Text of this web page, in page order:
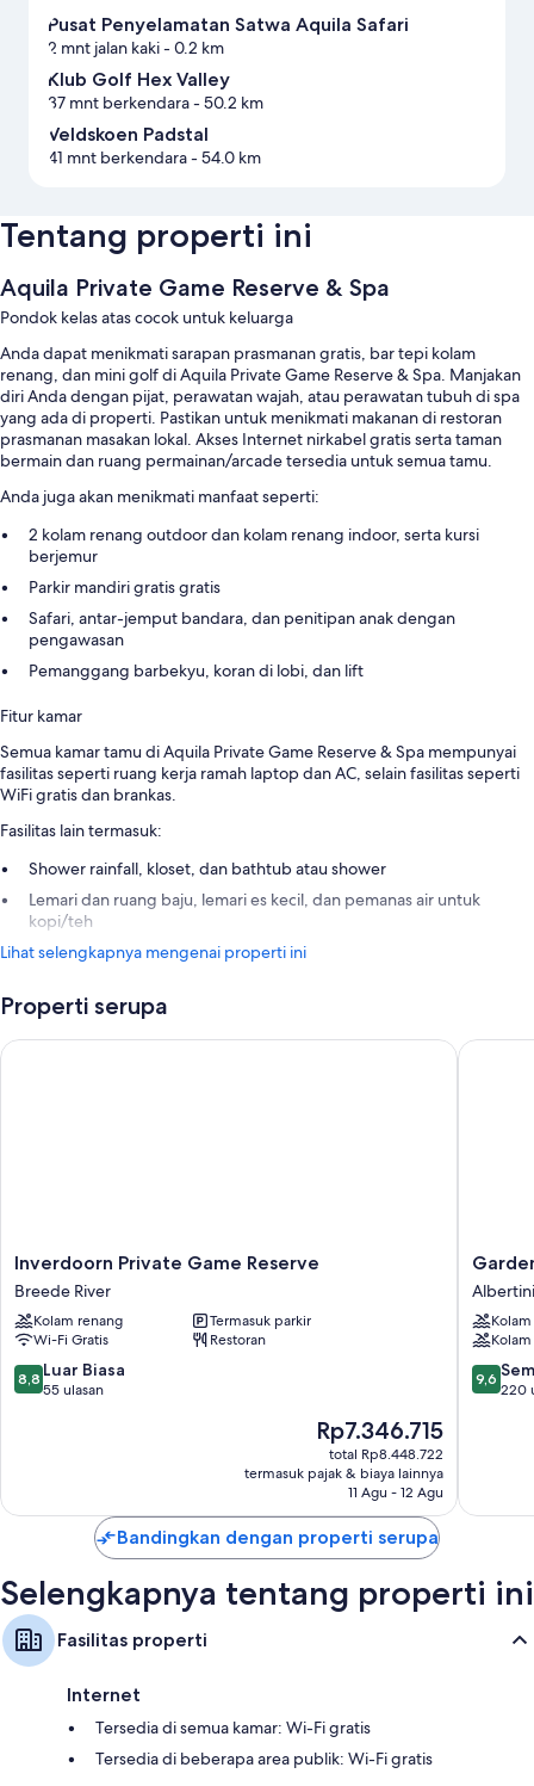
Pusat Penyelamatan Satwa Aquila Safari
2 mnt jalan kaki- 0.2 km
Klub Golf Hex Valley
37 mnt berkendara- 50.2 km
Veldskoen Padstal
41 mnt berkendara- 54.0 km
Tentang properti ini
Aquila Private Game Reserve & Spa
Pondok kelas atas cocok untuk keluarga
Anda dapat menikmati sarapan prasmanan gratis, bar tepi kolam
renang, dan mini golf di Aquila Private Game Reserve & Spa. Manjakan
diri Anda dengan pijat, perawatan wajah, atau perawatan tubuh di spa
yang ada di properti. Pastikan untuk menikmati makanan di restoran
prasmanan masakan lokal. Akses Internet nirkabel gratis serta taman
bermain dan ruang permainan/arcade tersedia untuk semua tamu.
Anda juga akan menikmati manfaat seperti:
2 kolam renang outdoor dan kolam renang indoor, serta kursi
berjemur
Parkir mandiri gratis gratis
Safari, antar-jemput bandara, dan penitipan anak dengan
pengawasan
Pemanggang barbekyu, koran di lobi, dan lift
Fitur kamar
Semua kamar tamu di Aquila Private Game Reserve & Spa mempunyai
fasilitas seperti ruang kerja ramah laptop dan AC, selain fasilitas seperti
WiFi gratis dan brankas.
Fasilitas lain termasuk:
Shower rainfall, kloset, dan bathtub atau shower
Lemari dan ruang baju, lemari es kecil, dan pemanas air untuk
kopi/teh
Lihat selengkapnya mengenai properti ini
Properti serupa
Inverdoorn
Private
Game
Reserve
Breede
River
Inverdoorn Private Game Reserve
Breede River
Kolam renang
Termasuk parkir
Wi-Fi Gratis
Restoran
8.8
dari
8,8 Luar Biasa
55 ulasan
Harga
sekarang
Rp7.346.715
Rp7.346.715
total Rp8.448.722
termasuk pajak & biaya lainnya
11 Agu - 12 Agu
Inverdoorn Private Game Reserve
Garden
Route
Game
Lodge
9.6
dari
9,6
220
Garden
Bandingkan dengan properti serupa
Selengkapnya tentang properti ini
Fasilitas properti
Internet
Tersedia di semua kamar: Wi-Fi gratis
Tersedia di beberapa area publik: Wi-Fi gratis